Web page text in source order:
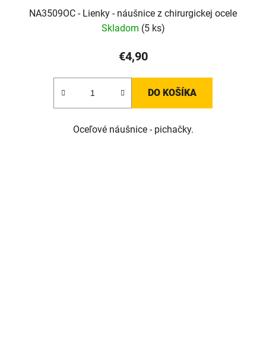
NA3509OC - Lienky - náušnice z chirurgickej ocele
Skladom (5 ks)
€4,90
DO KOŠÍKA
Oceľové náušnice - pichačky.